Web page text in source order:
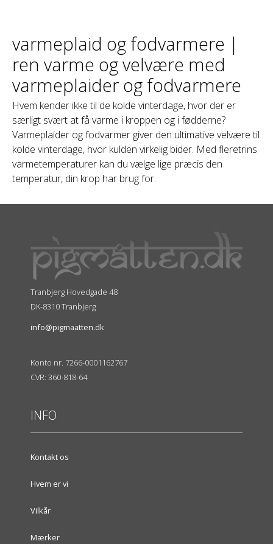
varmeplaid og fodvarmere |
ren varme og velvære med
varmeplaider og fodvarmere
Hvem kender ikke til de kolde vinterdage, hvor der er
særligt svært at få varme i kroppen og i fødderne?
Varmeplaider og fodvarmer giver den ultimative velvære til
kolde vinterdage, hvor kulden virkelig bider. Med fleretrins
varmetemperaturer kan du vælge lige præcis den
temperatur, din krop har brug for.
Tranbjerg Hovedgade 48
DK-8310 Tranbjerg
info@pigmaatten.dk
Konto nr. 7266-0001162767
CVR: 360-818-64
INFO
Kontakt os
Hvem er vi
Vilkår
Mærker